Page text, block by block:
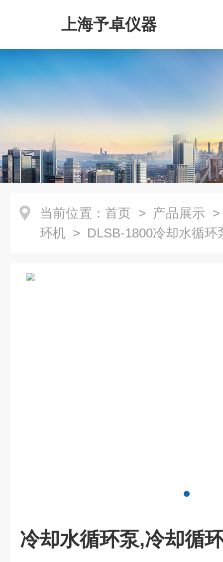
上海予卓仪器
当前位置： 首页 > 产品展示
环机 > DLSB-1800冷却水循环
冷却水循环泵,冷却循